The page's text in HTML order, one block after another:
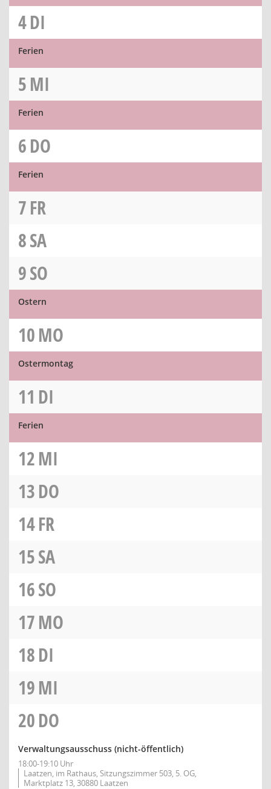
4DI
Ferien
5MI
Ferien
6DO
Ferien
7FR
8SA
9SO
Ostern
10MO
Ostermontag
11 DI
Ferien
12MI
13DO
14FR
15SA
16SO
17MO
18DI
19MI
20DO
Verwaltungsausschuss (nicht-öffentlich)
18:00-19:10 Uhr
Laatzen, im Rathaus, Sitzungszimmer 503, 5. OG,
Marktplatz 13, 30880 Laatzen